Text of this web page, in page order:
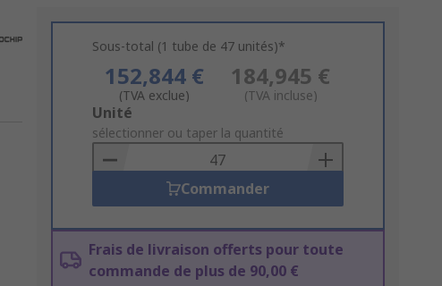
Sous-total (1 tube de 47 unités)*
152,844 €
(TVA exclue)
184,945 €
(TVA incluse)
Add
to
Basket
Unité
sélectionner ou taper la quantité
Commander
Frais de livraison offerts pour toute
commande de plus de 90,00 €